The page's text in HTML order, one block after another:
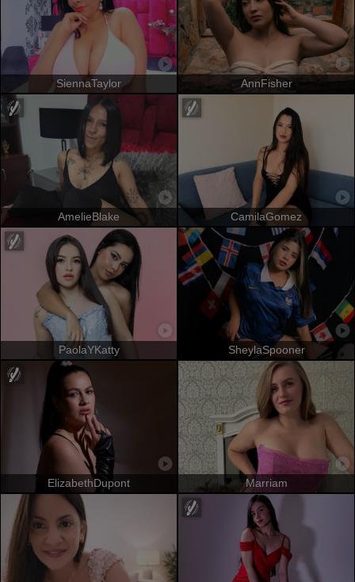
SiennaTaylor AnnFisher
AmelieBlake CamilaGomez
PaolaYKatty SheylaSpooner
ElizabethDupont Marriam